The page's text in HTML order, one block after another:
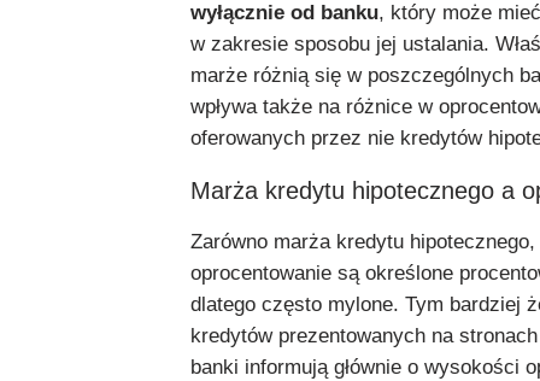
wyłącznie od banku, który może
w zakresie sposobu jej ustalania.
marże różnią się w poszczególnych
wpływa także na różnice w
oferowanych przez nie kredytów
Marża kredytu hipotecznego a
Zarówno marża kredytu
oprocentowanie są określone
dlatego często mylone. Tym bardziej
kredytów prezentowanych na
banki informują głównie o wysokości